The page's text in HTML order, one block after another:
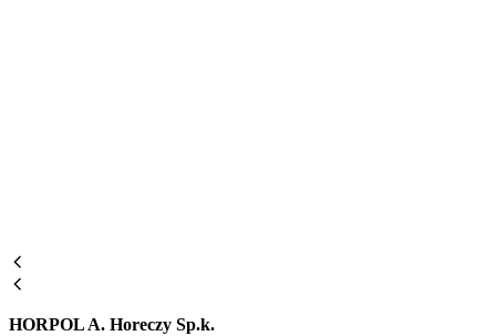
HORPOL A. Horeczy Sp.k.